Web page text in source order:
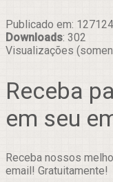
Publicado em:
Downloads: 302
Visualizações
Receba
em seu
Receba nossos
email! Gratuitamente!